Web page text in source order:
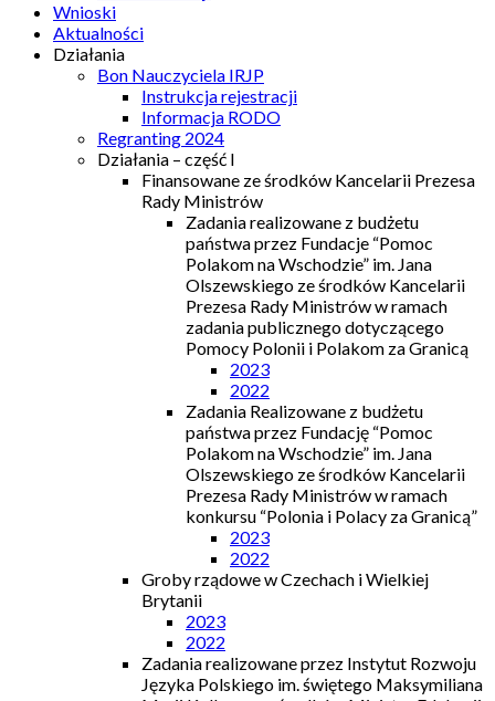
Wnioski
Aktualności
Działania
Bon Nauczyciela IRJP
Instrukcja rejestracji
Informacja RODO
Regranting 2024
Działania – część I
Finansowane ze środków Kancelarii Prezesa
Rady Ministrów
Zadania realizowane z budżetu
państwa przez Fundacje “Pomoc
Polakom na Wschodzie” im. Jana
Olszewskiego ze środków Kancelarii
Prezesa Rady Ministrów w ramach
zadania publicznego dotyczącego
Pomocy Polonii i Polakom za Granicą
2023
2022
Zadania Realizowane z budżetu
państwa przez Fundację “Pomoc
Polakom na Wschodzie” im. Jana
Olszewskiego ze środków Kancelarii
Prezesa Rady Ministrów w ramach
konkursu “Polonia i Polacy za Granicą”
2023
2022
Groby rządowe w Czechach i Wielkiej
Brytanii
2023
2022
Zadania realizowane przez Instytut Rozwoju
Języka Polskiego im. świętego Maksymiliana